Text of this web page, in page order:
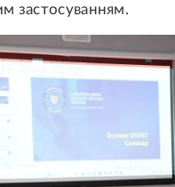
застосуванням.